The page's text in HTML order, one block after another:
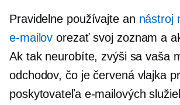
Pravidelne používajte an nástroj
e-mailov orezať svoj zoznam a
Ak tak neurobíte, zvýši sa vaša
odchodov, čo je červená vlajka
poskytovateľa e-mailových